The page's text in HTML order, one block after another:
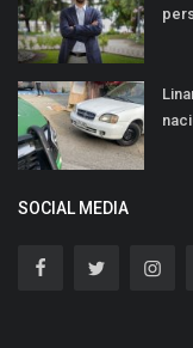
SOCIAL MEDIA